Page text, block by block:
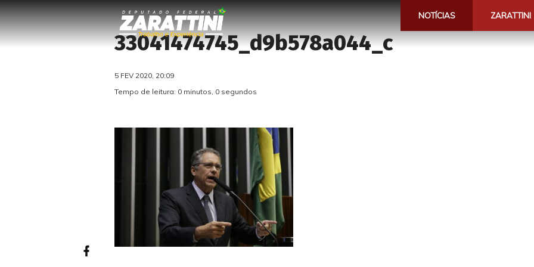
NOTÍCIAS ZARATTINI
33041474745_d9b578a044_c
5 FEV 2020, 20:09
Tempo de leitura: 0 minutos, 0 segundos